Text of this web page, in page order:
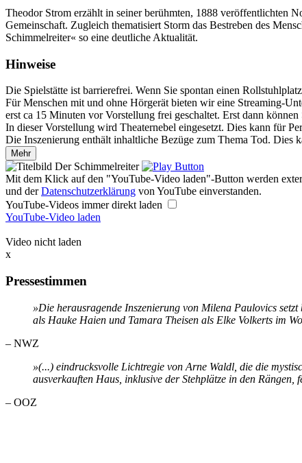
Theodor Strom erzählt in seiner berühmten, 1888 veröffentlichten
Gemeinschaft. Zugleich thematisiert Storm das Bestreben des
Schimmelreiter« so eine deutliche Aktualität.
Hinweise
Die Spielstätte ist barrierefrei. Wenn Sie spontan einen
Für Menschen mit und ohne Hörgerät bieten wir eine Streaming-
erst ca 15 Minuten vor Vorstellung frei geschaltet. Erst dann
In dieser Vorstellung wird Theaternebel eingesetzt. Dies kann für
Die Inszenierung enthält inhaltliche Bezüge zum Thema Tod. Dies
Mehr
Mit dem Klick auf den "YouTube-Video laden"-Button werden
und derDatenschutzerklärung von YouTube einverstanden.
YouTube-Videos immer direkt laden
YouTube-Video laden
Video nicht laden
x
Pressestimmen
»Die herausragende Inszenierung von Milena Paulovics
als Hauke Haien und Tamara Theisen als Elke Volkerts im
– NWZ
»(...) eindrucksvolle Lichtregie von Arne Waldl, die die
ausverkauften Haus, inklusive der Stehplätze in den
– OOZ